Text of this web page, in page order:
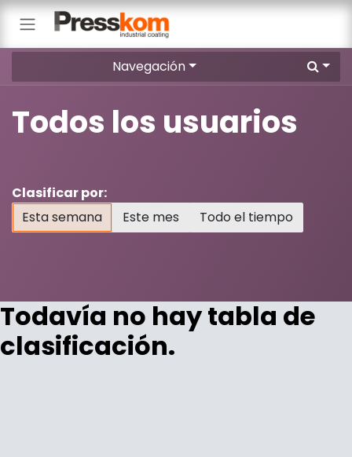
Ir al contenido
Navegación
Todos los usuarios
Clasificar por:
Esta semana
Este mes Todo el tiempo
Todavía no hay tabla de
clasificación.